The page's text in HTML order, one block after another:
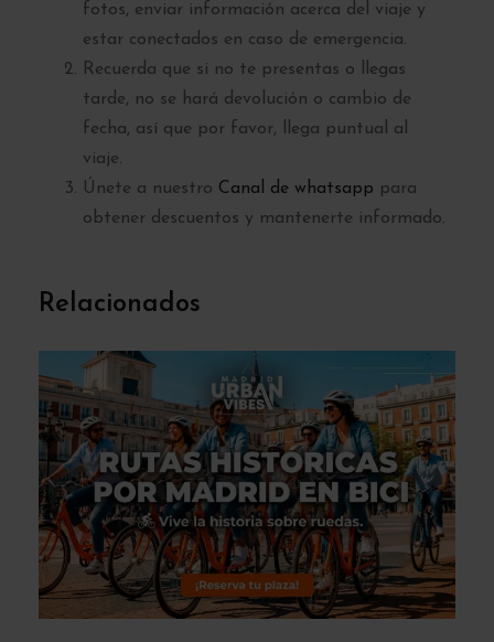
fotos, enviar información acerca del viaje y
estar conectados en caso de emergencia.
Recuerda que si no te presentas o llegas
tarde, no se hará devolución o cambio de
fecha, así que por favor, llega puntual al
viaje.
Únete a nuestro Canal de whatsapp para
obtener descuentos y mantenerte informado.
Relacionados